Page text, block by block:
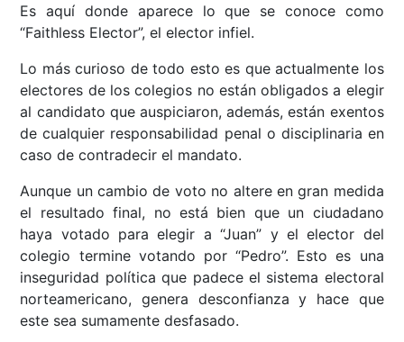
Es aquí donde aparece lo que se conoce como
“Faithless Elector”, el elector infiel.
Lo más curioso de todo esto es que actualmente los
electores de los colegios no están obligados a elegir
al candidato que auspiciaron, además, están exentos
de cualquier responsabilidad penal o disciplinaria en
caso de contradecir el mandato.
Aunque un cambio de voto no altere en gran medida
el resultado final, no está bien que un ciudadano
haya votado para elegir a “Juan” y el elector del
colegio termine votando por “Pedro”. Esto es una
inseguridad política que padece el sistema electoral
norteamericano, genera desconfianza y hace que
este sea sumamente desfasado.